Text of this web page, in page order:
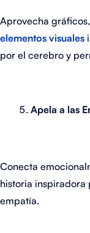
Aprovecha
elementos visuales
por el cerebro y
Apela a las
Conecta
historia inspiradora
empatía.